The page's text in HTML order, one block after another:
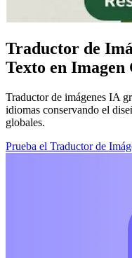
Traductor de
Texto en Imagen
Traductor de imágenes IA
idiomas conservando el
globales.
Prueba el Traductor de